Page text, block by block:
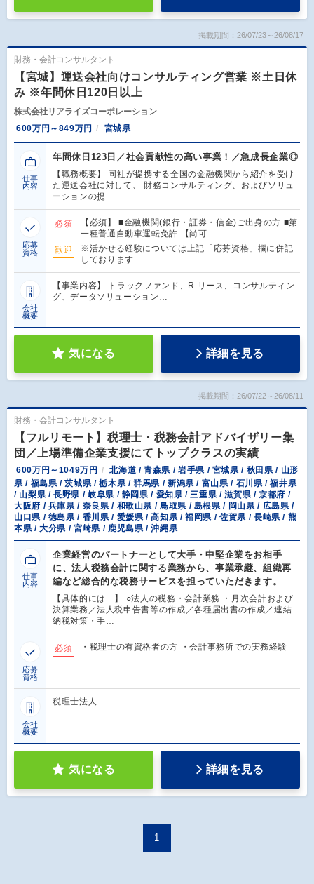
掲載期間：26/07/23～26/08/17
財務・会計コンサルタント
【宮城】運送会社向けコンサルティング営業 ※土日休
み ※年間休日120日以上
株式会社リアライズコーポレーション
600万円～849万円
宮城県
仕事
内容
年間休日123日／社会貢献性の高い事業！／急成長企業◎
【職務概要】 同社が提携する全国の金融機関から紹介を受け
た運送会社に対して、 財務コンサルティング、およびソリュ
ーションの提…
応募
資格
必須
【必須】 ■金融機関(銀行・証券・信金)ご出身の方 ■第
一種普通自動車運転免許 【尚可…
歓迎
※活かせる経験については上記「応募資格」欄に併記
しております
会社
概要
【事業内容】 トラックファンド、R.リース、コンサルティン
グ、データソリューション…
気になる 詳細を見る
掲載期間：26/07/22～26/08/11
財務・会計コンサルタント
【フルリモート】税理士・税務会計アドバイザリー集
団／上場準備企業支援にてトップクラスの実績
600万円～1049万円
北海道 / 青森県 / 岩手県 / 宮城県 / 秋田県 / 山形
県 / 福島県 / 茨城県 / 栃木県 / 群馬県 / 新潟県 / 富山県 / 石川県 / 福井県
/ 山梨県 / 長野県 / 岐阜県 / 静岡県 / 愛知県 / 三重県 / 滋賀県 / 京都府 /
大阪府 / 兵庫県 / 奈良県 / 和歌山県 / 鳥取県 / 島根県 / 岡山県 / 広島県 /
山口県 / 徳島県 / 香川県 / 愛媛県 / 高知県 / 福岡県 / 佐賀県 / 長崎県 / 熊
本県 / 大分県 / 宮崎県 / 鹿児島県 / 沖縄県
仕事
内容
企業経営のパートナーとして大手・中堅企業をお相手
に、法人税務会計に関する業務から、事業承継、組織再
編など総合的な税務サービスを担っていただきます。
【具体的には…】 ○法人の税務・会計業務 ・月次会計および
決算業務／法人税申告書等の作成／各種届出書の作成／連結
納税対策・手…
応募
資格
必須 ・税理士の有資格者の方 ・会計事務所での実務経験
会社
概要
税理士法人
気になる 詳細を見る
1